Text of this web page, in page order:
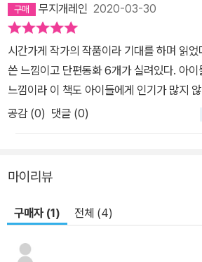
무지개레인 2020-03-30
시간가게 작가의 작품이라 기대를 하며 읽
쓴 느낌이고 단편동화 6개가 실려있다. 아
느낌이라 이 책도 아이들에게 인기가 많지
공감 (0) 댓글 (0)
마이리뷰
구매자 (1) 전체 (4)